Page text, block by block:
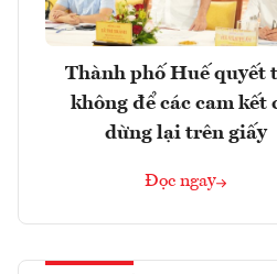
Thành phố Huế quyết
không để các cam kết
dừng lại trên giấy
Đọc ngay